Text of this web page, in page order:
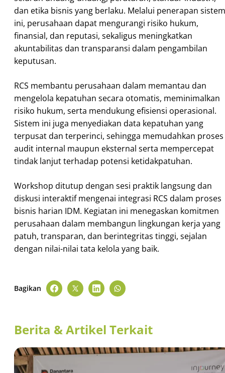
dan etika bisnis yang berlaku. Melalui penerapan sistem
ini, perusahaan dapat mengurangi risiko hukum,
finansial, dan reputasi, sekaligus meningkatkan
akuntabilitas dan transparansi dalam pengambilan
keputusan.
RCS membantu perusahaan dalam memantau dan
mengelola kepatuhan secara otomatis, meminimalkan
risiko hukum, serta mendukung efisiensi operasional.
Sistem ini juga menyediakan data kepatuhan yang
terpusat dan terperinci, sehingga memudahkan proses
audit internal maupun eksternal serta mempercepat
tindak lanjut terhadap potensi ketidakpatuhan.
Workshop ditutup dengan sesi praktik langsung dan
diskusi interaktif mengenai integrasi RCS dalam proses
bisnis harian IDM. Kegiatan ini menegaskan komitmen
perusahaan dalam membangun lingkungan kerja yang
patuh, transparan, dan berintegritas tinggi, sejalan
dengan nilai-nilai tata kelola yang baik.
Bagikan
Berita & Artikel Terkait